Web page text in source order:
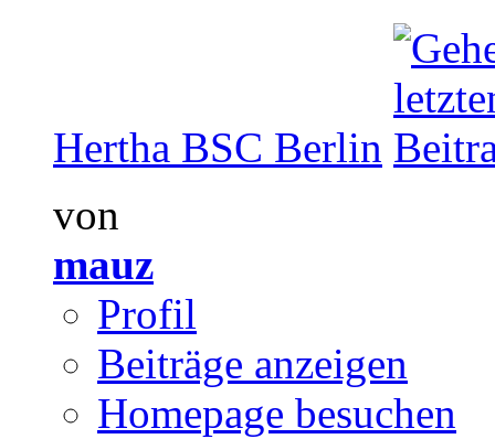
Hertha BSC Berlin
von
mauz
Profil
Beiträge anzeigen
Homepage besuchen